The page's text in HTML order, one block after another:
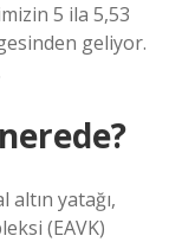
5 ila 5,53
geliyor.
yatağı,
(EAVK)